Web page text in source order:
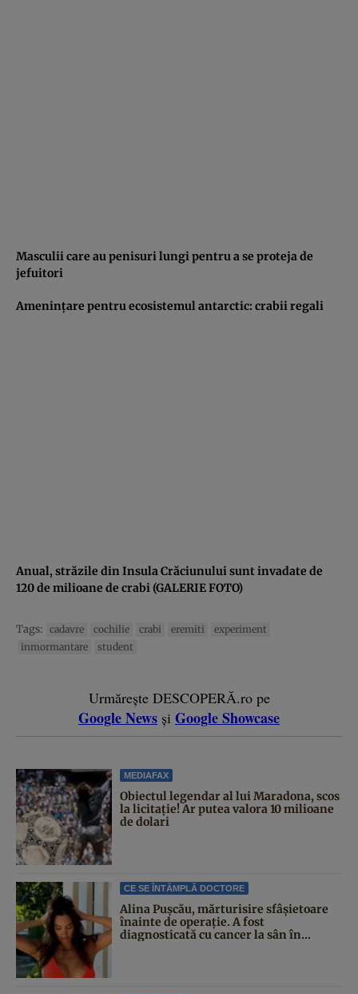
Masculii care au penisuri lungi pentru a se proteja de
jefuitori
Ameninţare pentru ecosistemul antarctic: crabii regali
Anual, străzile din Insula Crăciunului sunt invadate de
120 de milioane de crabi (GALERIE FOTO)
Tags: cadavre cochilie crabi eremiti
experiment
inmormantare
student
Urmărește DESCOPERĂ.ro pe
Google News și Google Showcase
MEDIAFAX
Obiectul legendar al lui Maradona, scos
la licitație! Ar putea valora 10 milioane
de dolari
CE SE ÎNTÂMPLĂ DOCTORE
Alina Pușcău, mărturisire sfâșietoare
înainte de operație. A fost
diagnosticată cu cancer la sân în...